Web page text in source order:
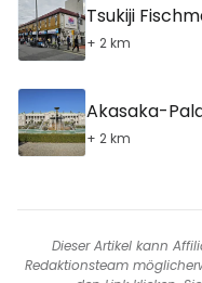
Tsukiji
+ 2 km
Akasaka-
+ 2 km
Dieser Artikel kann
Redaktionsteam